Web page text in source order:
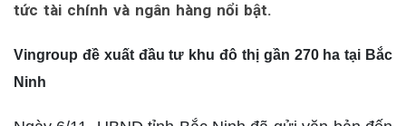
tức tài chính và ngân hàng nổi bật.
Vingroup đề xuất đầu tư khu đô thị gần 270 ha tại Bắc
Ninh